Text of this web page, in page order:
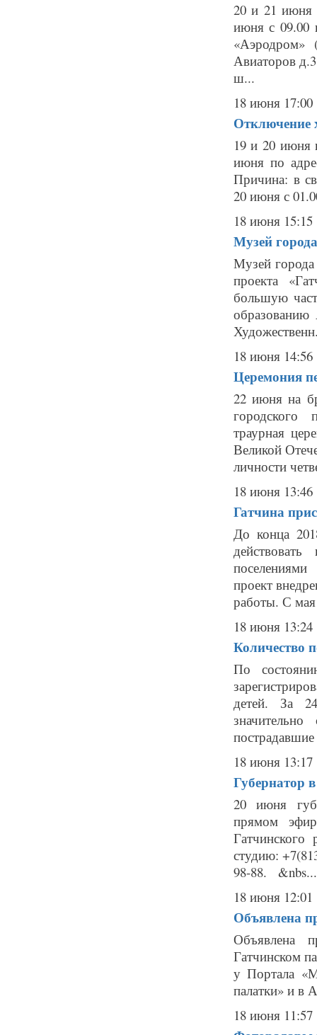
20 и 21 июня
июня с 09.00
Авиаторов
ш...
18 июня 17:00
Отключение
19 и 20 июня
июня по
Причина: в
20 июня с
18 июня 15:15
Музей
Музей
проекта
большую
образованию
18 июня 14:56
Церемония
22 июня на
городского
траурная
Великой
личности
18 июня 13:46
Гатчина
До конца
проект
работы. С
18 июня 13:24
Количество
По
детей. За
18 июня 13:17
Губернатор
20 июня
прямом
студию:
98-88. &nbs...
18 июня 12:01
Объявлена
Объявлена
Гатчинском
у Портала
палатки» и в
18 июня 11:57